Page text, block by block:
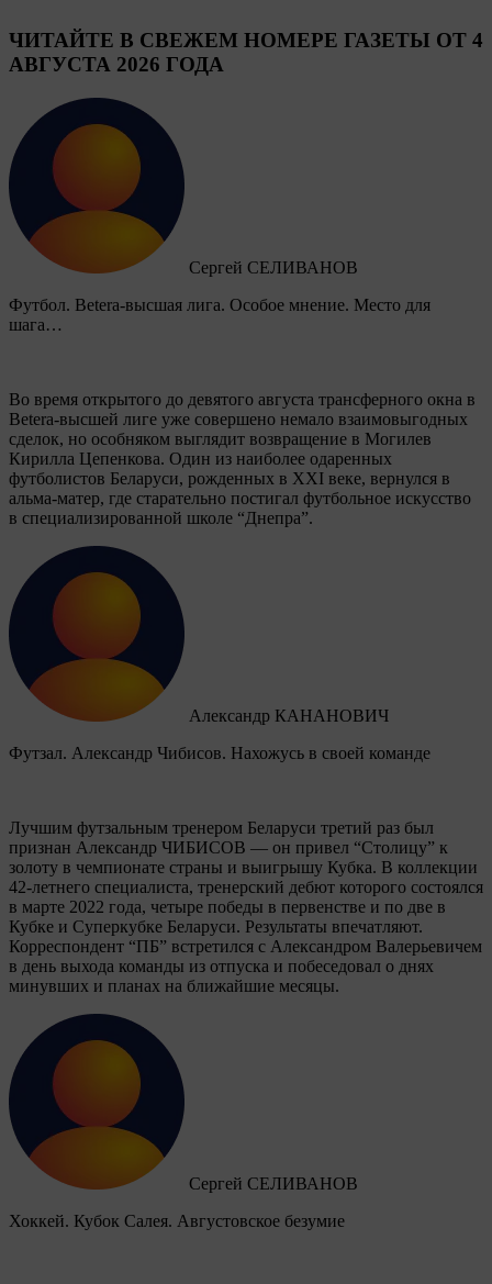
ЧИТАЙТЕ В СВЕЖЕМ НОМЕРЕ ГАЗЕТЫ ОТ 4
АВГУСТА 2026 ГОДА
Сергей СЕЛИВАНОВ
Футбол. Betera-высшая лига. Особое мнение. Место для
шага…
Во время открытого до девятого августа трансферного окна в
Betera-высшей лиге уже совершено немало взаимовыгодных
сделок, но особняком выглядит возвращение в Могилев
Кирилла Цепенкова. Один из наиболее одаренных
футболистов Беларуси, рожденных в XXI веке, вернулся в
альма-матер, где старательно постигал футбольное искусство
в специализированной школе “Днепра”.
Александр КАНАНОВИЧ
Футзал. Александр Чибисов. Нахожусь в своей команде
Лучшим футзальным тренером Беларуси третий раз был
признан Александр ЧИБИСОВ — он привел “Столицу” к
золоту в чемпионате страны и выигрышу Кубка. В коллекции
42-летнего специалиста, тренерский дебют которого состоялся
в марте 2022 года, четыре победы в первенстве и по две в
Кубке и Суперкубке Беларуси. Результаты впечатляют.
Корреспондент “ПБ” встретился с Александром Валерьевичем
в день выхода команды из отпуска и побеседовал о днях
минувших и планах на ближайшие месяцы.
Сергей СЕЛИВАНОВ
Хоккей. Кубок Салея. Августовское безумие